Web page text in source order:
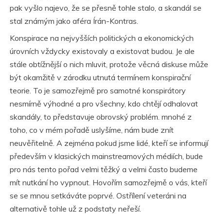
pak vyšlo najevo, že se přesně tohle stalo, a skandál se
stal známým jako aféra Írán-Kontras.
Konspirace na nejvyšších politických a ekonomických
úrovních vždycky existovaly a existovat budou. Je ale
stále obtížnější o nich mluvit, protože věcná diskuse může
být okamžitě v zárodku utnutá termínem konspirační
teorie. To je samozřejmě pro samotné konspirátory
nesmírně výhodné a pro všechny, kdo chtějí odhalovat
skandály, to představuje obrovský problém. mnohé z
toho, co v mém pořadě uslyšíme, nám bude znít
neuvěřitelně. A zejména pokud jsme lidé, kteří se informují
především v klasických mainstreamových médiích, bude
pro nás tento pořad velmi těžký a velmi často budeme
mít nutkání ho vypnout. Hovořím samozřejmě o vás, kteří
se se mnou setkáváte poprvé. Ostřílení veteráni na
alternativě tohle už z podstaty neřeší.